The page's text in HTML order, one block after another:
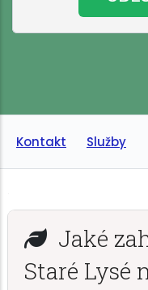
Kontakt Služby
Jaké
Staré Lysé